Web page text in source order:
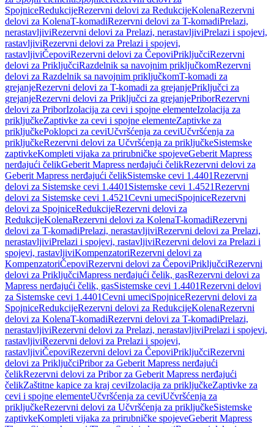
SpojniceRedukcijeRezervni delovi za RedukcijeKolenaRezervni
delovi za KolenaT-komadiRezervni delovi za T-komadiPrelazi,
nerastavljiviRezervni delovi za Prelazi, nerastavljiviPrelazi i spojevi,
rastavljiviRezervni delovi za Prelazi i spojevi,
rastavljiviČepoviRezervni delovi za ČepoviPriključciRezervni
delovi za PriključciRazdelnik sa navojnim priključkomRezervni
delovi za Razdelnik sa navojnim priključkomT-komadi za
grejanjeRezervni delovi za T-komadi za grejanjePriključci za
grejanjeRezervni delovi za Priključci za grejanjePriborRezervni
delovi za PriborIzolacija za cevi i spojne elementeIzolacija za
priključkeZaptivke za cevi i spojne elementeZaptivke za
priključkePoklopci za ceviUčvršćenja za ceviUčvršćenja za
priključkeRezervni delovi za Učvršćenja za priključkeSistemske
zaptivkeKompleti vijaka za prirubničke spojeveGeberit Mapress
nerđajući čelikGeberit Mapress nerđajući čelikRezervni delovi za
Geberit Mapress nerđajući čelikSistemske cevi 1.4401Rezervni
delovi za Sistemske cevi 1.4401 Sistemske cevi 1.4521Rezervni
delovi za Sistemske cevi 1.4521Cevni umeciSpojniceRezervni
delovi za SpojniceRedukcijeRezervni delovi za
RedukcijeKolenaRezervni delovi za KolenaT-komadiRezervni
delovi za T-komadiPrelazi, nerastavljiviRezervni delovi za Prelazi,
nerastavljiviPrelazi i spojevi, rastavljiviRezervni delovi za Prelazi i
spojevi, rastavljiviKompenzatoriRezervni delovi za
KompenzatoriČepoviRezervni delovi za ČepoviPriključciRezervni
delovi za PriključciMapress nerđajući čelik, gasRezervni delovi za
Mapress nerđajući čelik, gasSistemske cevi 1.4401Rezervni delovi
za Sistemske cevi 1.4401Cevni umeciSpojniceRezervni delovi za
SpojniceRedukcijeRezervni delovi za RedukcijeKolenaRezervni
delovi za KolenaT-komadiRezervni delovi za T-komadiPrelazi,
nerastavljiviRezervni delovi za Prelazi, nerastavljiviPrelazi i spojevi,
rastavljiviRezervni delovi za Prelazi i spojevi,
rastavljiviČepoviRezervni delovi za ČepoviPriključciRezervni
delovi za PriključciPribor za Geberit Mapress nerđajući
čelikRezervni delovi za Pribor za Geberit Mapress nerđajući
čelikZaštitne kapice za kraj ceviIzolacija za priključkeZaptivke za
cevi i spojne elementeUčvršćenja za ceviUčvršćenja za
priključkeRezervni delovi za Učvršćenja za priključkeSistemske
zaptivkeKompleti vijaka za prirubničke spojeveGeberit Mapress